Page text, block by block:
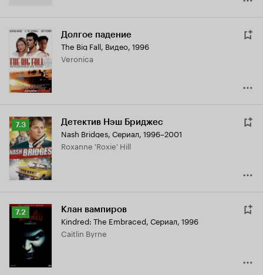
Долгое падение
The Big Fall, Видео, 1996
Veronica
Рейтинг
Кинопоиска
7.3
7.3 Детектив Нэш Бриджес
Nash Bridges, Сериал, 1996–2001
Roxanne 'Roxie' Hill
Рейтинг
Кинопоиска
7.2 Клан вампиров
Kindred: The Embraced, Сериал, 1996
Caitlin Byrne